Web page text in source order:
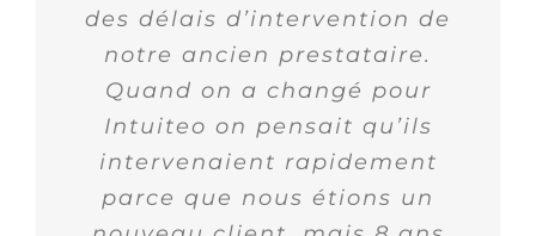
des délais d’intervention de
notre ancien prestataire.
Quand on a changé pour
Intuiteo on pensait qu’ils
intervenaient rapidement
parce que nous étions un